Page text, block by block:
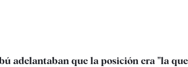
adelantaban que la posición era "la